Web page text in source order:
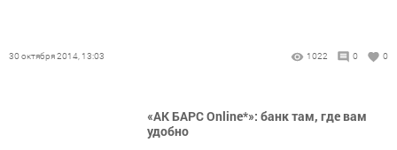
30 октября 2014, 13:03 1022 0 0
«АК БАРС Online*»: банк там, где вам
удобно